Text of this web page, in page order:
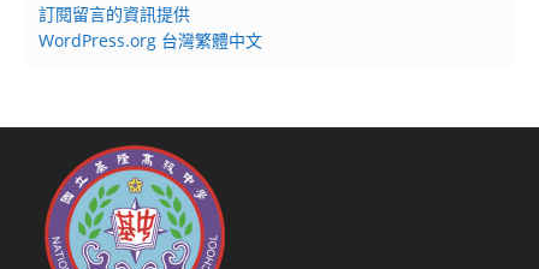
訂閱留言的資訊提供
WordPress.org 台灣繁體中文